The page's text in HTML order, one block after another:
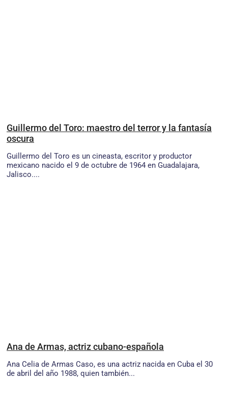
Guillermo del Toro: maestro del terror y la fantasía
oscura
Guillermo del Toro es un cineasta, escritor y productor
mexicano nacido el 9 de octubre de 1964 en Guadalajara,
Jalisco....
Ana de Armas, actriz cubano-española
Ana Celia de Armas Caso, es una actriz nacida en Cuba el 30
de abril del año 1988, quien también...